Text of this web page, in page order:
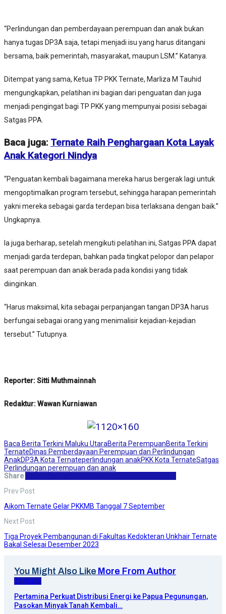
“Perlindungan dan pemberdayaan perempuan dan anak bukan
hanya tugas DP3A saja, tetapi menjadi isu yang harus ditangani
bersama, baik pemerintah, masyarakat, maupun LSM.” Katanya.
Ditempat yang sama, Ketua TP PKK Ternate, Marliza M Tauhid
mengungkapkan, pelatihan ini bagian dari penguatan dan juga
menjadi pengingat bagi TP PKK yang mempunyai posisi sebagai
Satgas PPA.
Baca juga: Ternate Raih Penghargaan Kota Layak
Anak Kategori Nindya
“Penguatan kembali bagaimana mereka harus bergerak lagi untuk
mengoptimalkan program tersebut, sehingga harapan pemerintah
yakni mereka sebagai garda terdepan bisa terlaksana dengan baik.”
Ungkapnya.
Ia juga berharap, setelah mengikuti pelatihan ini, Satgas PPA dapat
menjadi garda terdepan, bahkan pada tingkat pelopor dan pelapor
saat perempuan dan anak berada pada kondisi yang tidak
diinginkan.
“Harus maksimal, kita sebagai perpanjangan tangan DP3A harus
berfungai sebagai orang yang menimalisir kejadian-kejadian
tersebut.” Tutupnya.
Reporter: Sitti Muthmainnah
Redaktur: Wawan Kurniawan
Baca Berita Terkini Maluku UtaraBerita PerempuanBerita Terkini
TernateDinas Pemberdayaan Perempuan dan Perlindungan
AnakDP3A Kota Ternateperlindungan anakPKK Kota TernateSatgas
Perlindungan perempuan dan anak
Share
Prev Post
Aikom Ternate Gelar PKKMB Tanggal 7 September
Next Post
Tiga Proyek Pembangunan di Fakultas Kedokteran Unkhair Ternate
Bakal Selesai Desember 2023
You Might Also Like More From Author
Ternate
Pertamina Perkuat Distribusi Energi ke Papua Pegunungan,
Pasokan Minyak Tanah Kembali…